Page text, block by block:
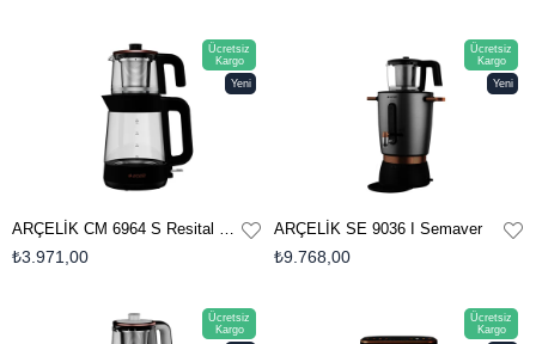
₺3.971,00
Ücretsiz
Kargo
Yeni
ARÇELİK SE 9036 I Semaver
₺9.768,00
Ücretsiz
Kargo
Yeni
Ücretsiz
Kargo
Ücretsiz
Kargo